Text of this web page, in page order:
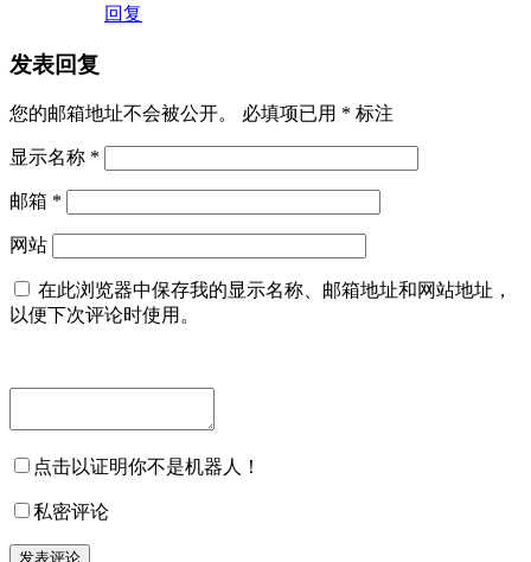
回复
发表回复
您的邮箱地址不会被公开。 必填项已用 * 标注
显示名称 *
邮箱 *
网站
在此浏览器中保存我的显示名称、邮箱地址和网站地址，
以便下次评论时使用。
点击以证明你不是机器人！
私密评论